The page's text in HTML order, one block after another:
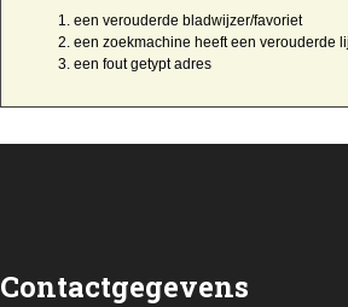
een verouderde bladwijzer/favoriet
een zoekmachine heeft een verouderde
een fout getyptadres
Contactgegevens